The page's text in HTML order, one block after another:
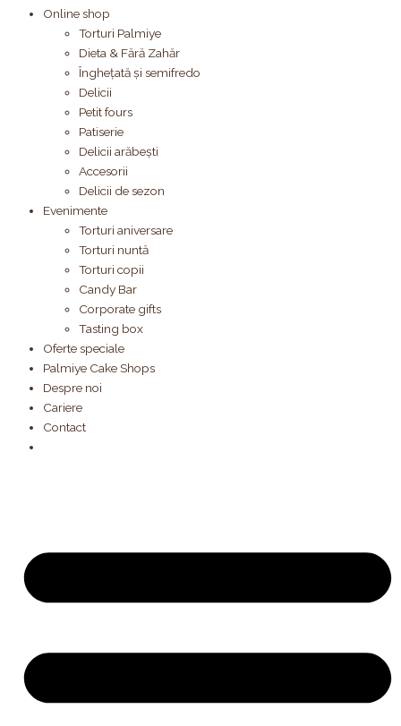
Online shop
Torturi Palmiye
Dieta & Fără Zahăr
Înghețată și semifredo
Delicii
Petit fours
Patiserie
Delicii arăbești
Accesorii
Delicii de sezon
Evenimente
Torturi aniversare
Torturi nuntă
Torturi copii
Candy Bar
Corporate gifts
Tasting box
Oferte speciale
Palmiye Cake Shops
Despre noi
Cariere
Contact